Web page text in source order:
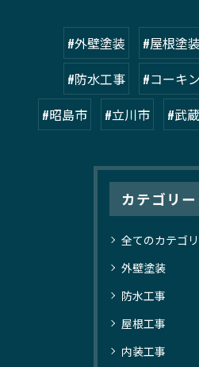
#外壁塗装 #屋根塗装
#防水工事
#コーキ
#昭島市
#立川市 #武
カテゴリー
全てのカテゴ
外壁塗装
防水工事
屋根工事
内装工事